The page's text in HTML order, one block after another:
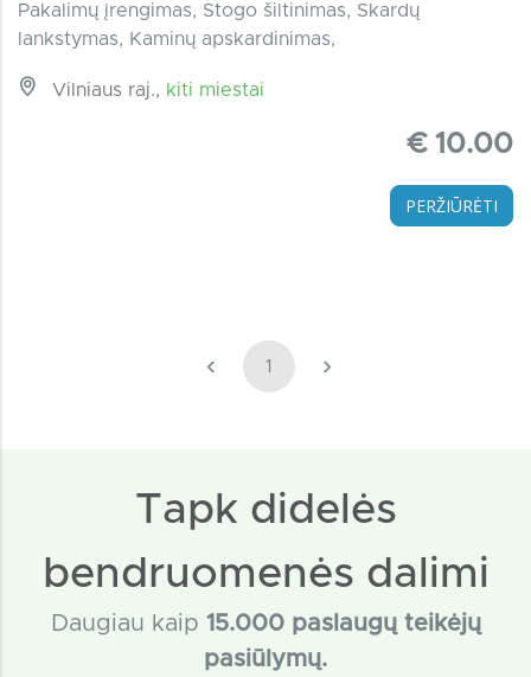
Pakalimų įrengimas, Stogo šiltinimas, Skardų
lankstymas, Kaminų apskardinimas,
Vilniaus raj., kiti miestai
€ 10.00
PERŽIŪRĖTI
‹ 1 ›
Tapk didelės
bendruomenės dalimi
Daugiau kaip 15.000 paslaugų teikėjų
pasiūlymų.